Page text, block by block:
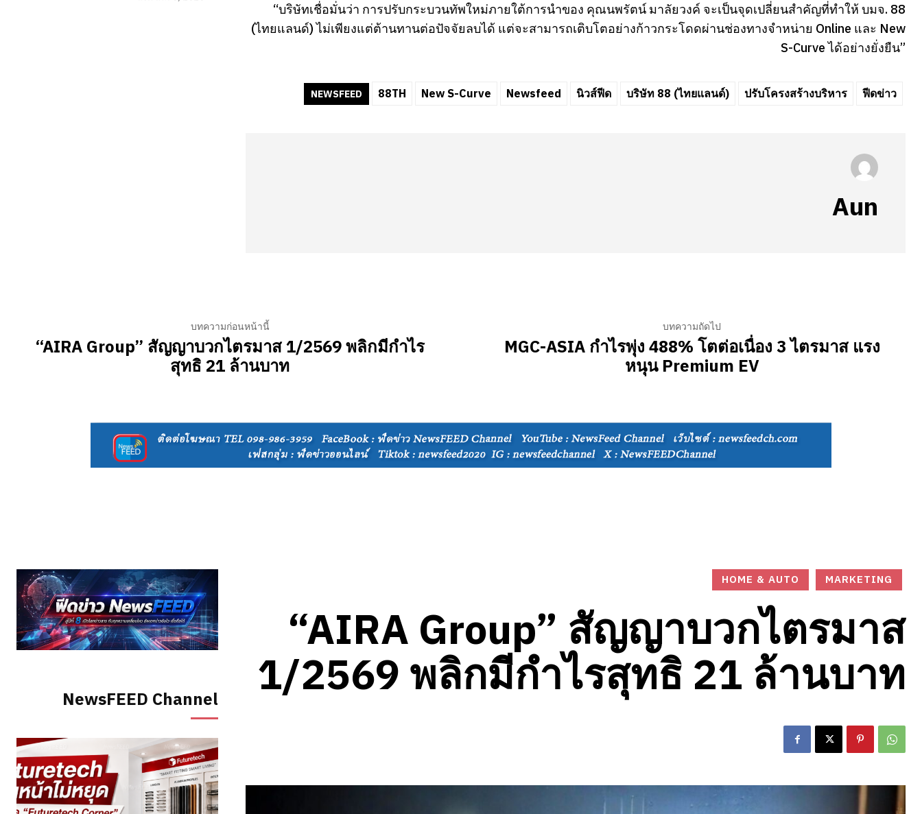
“บริษัทเชื่อมั่นว่า การปรับกระบวนทัพใหม่ภายใต้การนำของ คุณนพรัตน์ มาลัยวงค์ จะเป็นจุดเปลี่ยนสำคัญที่ทำให้ บมจ. 88
(ไทยแลนด์) ไม่เพียงแต่ต้านทานต่อปัจจัยลบได้ แต่จะสามารถเติบโตอย่างก้าวกระโดดผ่านช่องทางจำหน่าย Online และ New
S-Curve ได้อย่างยั่งยืน”
NEWSFEED 88TH New S-Curve Newsfeed นิวส์ฟีด บริษัท 88 (ไทยแลนด์) ปรับโครงสร้างบริหาร ฟีดข่าว
Aun
บทความก่อนหน้านี้
“AIRA Group” สัญญาบวกไตรมาส 1/2569 พลิกมีกำไร
สุทธิ 21 ล้านบาท
บทความถัดไป
MGC-ASIA กำไรพุ่ง 488% โตต่อเนื่อง 3 ไตรมาส แรง
หนุน Premium EV